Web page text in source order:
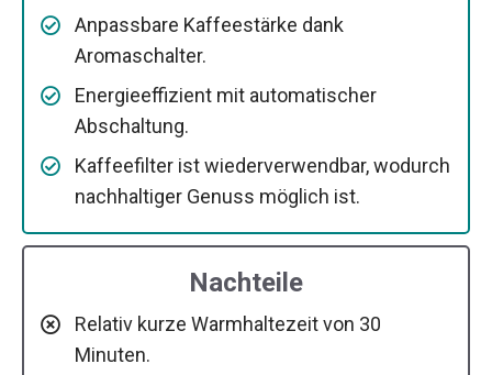
Anpassbare Kaffeestärke dank
Aromaschalter.
Energieeffizient mit automatischer
Abschaltung.
Kaffeefilter ist wiederverwendbar, wodurch
nachhaltiger Genuss möglich ist.
Nachteile
Relativ kurze Warmhaltezeit von 30
Minuten.